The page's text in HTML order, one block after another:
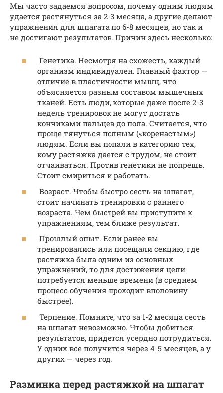
Мы часто задаемся вопросом, почему одним людям
удается растянуться за 2-3 месяца, а другие делают
упражнения для шпагата по 6-8 месяцев, но так и
не достигают результатов. Причин здесь несколько:
Генетика. Несмотря на схожесть, каждый
организм индивидуален. Главный фактор —
отличие в пластичности мышц, что
объясняется разным составом мышечных
тканей. Есть люди, которые даже после 2-3
недель тренировок не могут достать
кончиками пальцев до пола. Считается, что
проще тянуться полным («коренастым»)
людям. Если вы попали в категорию тех,
кому растяжка дается с трудом, не стоит
отчаиваться. Против генетики не попрешь.
Стоит смириться и работать.
Возраст. Чтобы быстро сесть на шпагат,
стоит начинать тренировки с раннего
возраста. Чем быстрей вы приступите к
упражнениям, тем ближе результат.
Прошлый опыт. Если ранее вы
тренировались или посещали секцию, где
растяжка была одним из основных
упражнений, то для достижения цели
потребуется меньше времени (в среднем
процесс обучения проходит вполовину
быстрее).
Терпение. Помните, что за 1-2 месяца сесть
на шпагат невозможно. Чтобы добиться
результатов, придется усердно потрудиться.
У одних все получится через 4-5 месяцев, а у
других — через год.
Разминка перед растяжкой на шпагат